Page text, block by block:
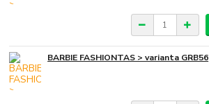
BARBIE FASHIONTAS > varianta GRB56